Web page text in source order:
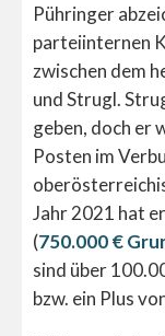
Pühringer
parteiinternen
zwischen dem
und Strugl.
geben, doch er
Posten im
Jahr 2021 hat
(750.000 €
sind über
bzw. ein Plus